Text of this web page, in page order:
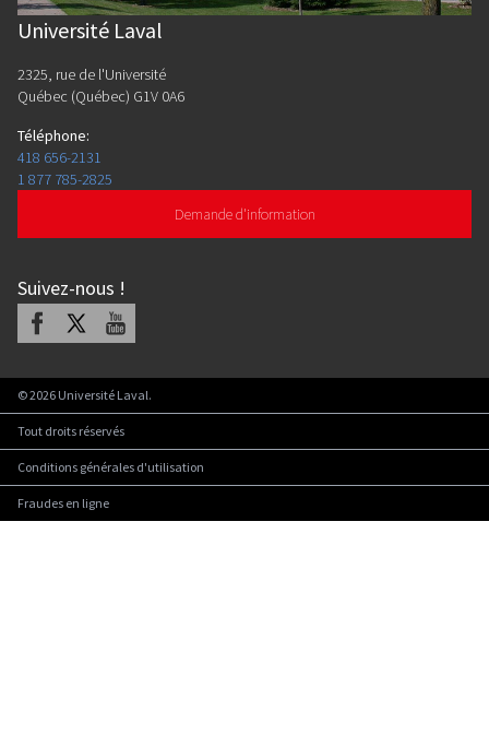
Université Laval
2325, rue de l'Université
Québec (Québec) G1V 0A6
Téléphone:
418 656-2131
1 877 785-2825
Demande d'information
Suivez-nous !
Facebook Youtube
©2026 Université Laval.
Tout droits réservés
Conditions générales d'utilisation
Fraudes en ligne